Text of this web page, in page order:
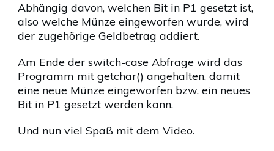
Abhängig davon, welchen Bit in P1 gesetzt ist,
also welche Münze eingeworfen wurde, wird
der zugehörige Geldbetrag addiert.
Am Ende der switch-case Abfrage wird das
Programm mit getchar() angehalten, damit
eine neue Münze eingeworfen bzw. ein neues
Bit in P1 gesetzt werden kann.
Und nun viel Spaß mit dem Video.